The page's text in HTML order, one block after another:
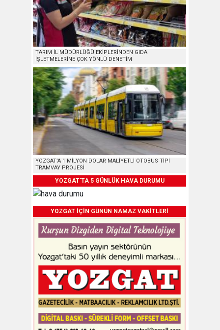
TARIM İL MÜDÜRLÜĞÜ EKİPLERİNDEN GIDA
İŞLETMELERİNE ÇOK YÖNLÜ DENETİM
YOZGAT’A 1 MİLYON DOLAR MALİYETLİ OTOBÜS TİPİ
TRAMVAY PROJESİ
YOZGAT'TA 5 GÜNLÜK HAVA DURUMU
YOZGAT İÇİN GÜNÜN NAMAZ VAKİTLERİ